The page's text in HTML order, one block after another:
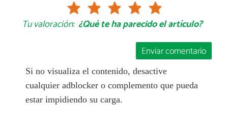
Tu valoración: ¿Qué te ha parecido el artículo?
Enviar comentario
Si no visualiza el contenido, desactive
cualquier adblocker o complemento que pueda
estar impidiendo su carga.